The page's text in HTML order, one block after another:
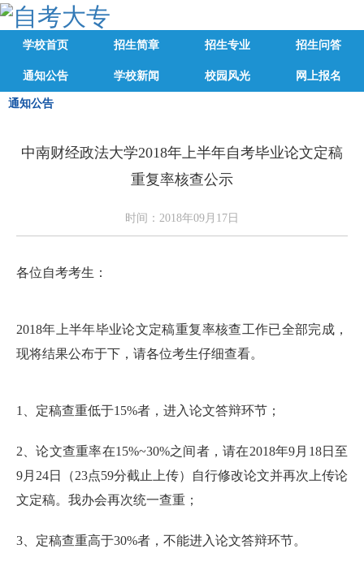
学校首页 招生简章 招生专业 招生问答
通知公告 学校新闻 校园风光 网上报名
通知公告
中南财经政法大学2018年上半年自考毕业论文定稿
重复率核查公示
时间：2018年09月17日
各位自考考生：
2018年上半年毕业论文定稿重复率核查工作已全部完成，
现将结果公布于下，请各位考生仔细查看。
1、定稿查重低于15%者，进入论文答辩环节；
2、论文查重率在15%~30%之间者，请在2018年9月18日至
9月24日（23点59分截止上传）自行修改论文并再次上传论
文定稿。我办会再次统一查重；
3、定稿查重高于30%者，不能进入论文答辩环节。